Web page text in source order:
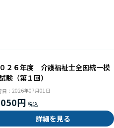
２６年度 介護福祉士全国統一模
験（第１回）
： 2026年07月01日
円
詳細を見る